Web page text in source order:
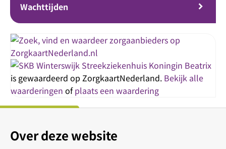
Wachttijden
Streekziekenhuis Koningin Beatrix
is gewaardeerd op ZorgkaartNederland. Bekijk alle
waarderingen ofplaats een waardering
Over deze website